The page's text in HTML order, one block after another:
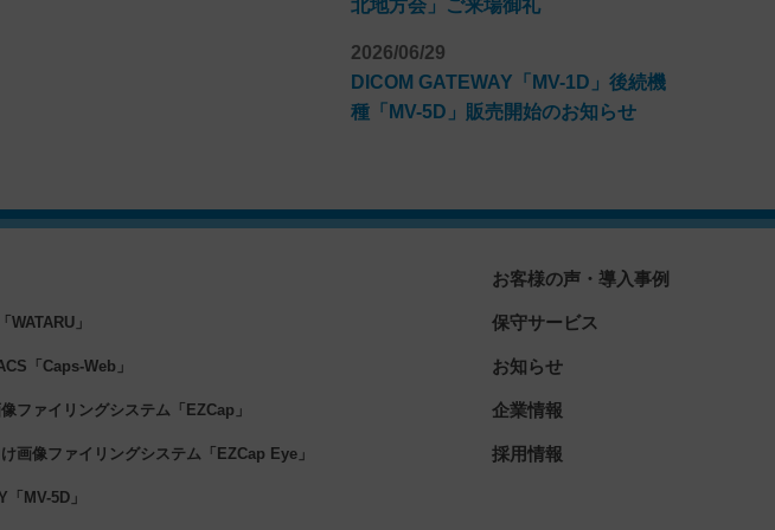
北地方会」ご来場御礼
2026/06/29
DICOM GATEWAY「MV-1D」後続機
種「MV-5D」販売開始のお知らせ
WATARU」
「Caps-Web」
ファイリングシステム「EZCap」
画像ファイリングシステム「EZCap Eye」
「MV-5D」
お客様の声・導入事例
保守サービス
お知らせ
企業情報
採用情報